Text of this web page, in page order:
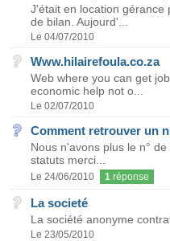
J'était en location gérance
de bilan. Aujourd'...
Le 04/07/2010
Www.hilairefoula.co.za
Web where you can get
economic help not o...
Le 02/07/2010
Comment retrouver un
Nous n'avons plus le n°
statuts merci...
Le 24/06/2010 1 réponse
La societé
La société anonyme
Le 23/05/2010